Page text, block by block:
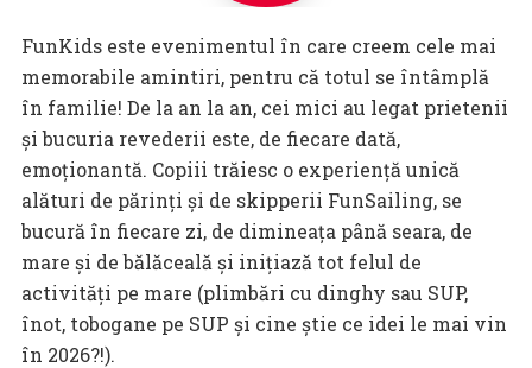
FunKids este evenimentul în care creem cele mai
memorabile amintiri, pentru că totul se întâmplă
în familie! De la an la an, cei mici au legat prietenii
și bucuria revederii este, de fiecare dată,
emoționantă. Copiii trăiesc o experiență unică
alături de părinți și de skipperii FunSailing, se
bucură în fiecare zi, de dimineața până seara, de
mare și de bălăceală și inițiază tot felul de
activități pe mare (plimbări cu dinghy sau SUP,
înot, tobogane pe SUP și cine știe ce idei le mai vin
în 2026?!).